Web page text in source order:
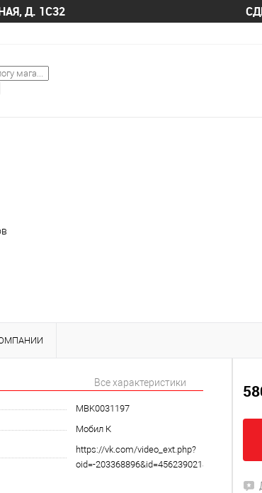
Д. 1С32
Все характеристики
MBK0031197
Мобил К
https://vk.com/video_ext.php?
oid=-203368896&id=456239021&hd=2